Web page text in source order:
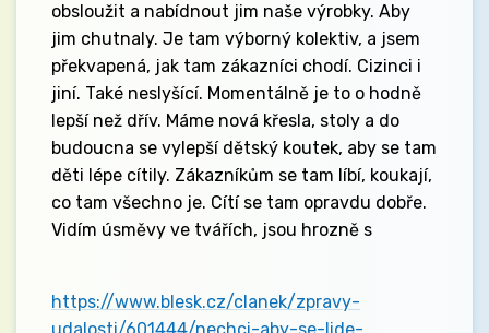
obsloužit a nabídnout jim naše výrobky. Aby
jim chutnaly. Je tam výborný kolektiv, a jsem
překvapená, jak tam zákazníci chodí. Cizinci i
jiní. Také neslyšící. Momentálně je to o hodně
lepší než dřív. Máme nová křesla, stoly a do
budoucna se vylepší dětský koutek, aby se tam
děti lépe cítily. Zákazníkům se tam líbí, koukají,
co tam všechno je. Cítí se tam opravdu dobře.
Vidím úsměvy ve tvářích, jsou hrozně s
https://www.blesk.cz/clanek/zpravy-